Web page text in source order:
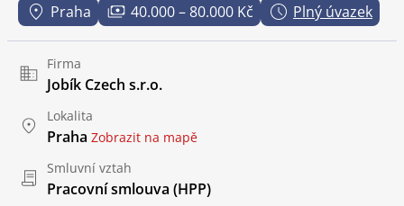
Praha 40.000 – 80.000 Kč Plný úvazek
Firma
Jobík Czech s.r.o.
Lokalita
Praha Zobrazit na mapě
Smluvní vztah
Pracovní smlouva (HPP)